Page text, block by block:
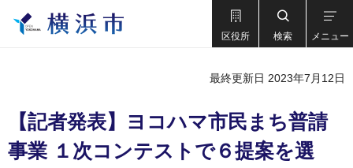
区役所 検索 メニュー
最終更新日 2023年7月12日
【記者発表】ヨコハマ市民まち普請
事業 １次コンテストで６提案を選